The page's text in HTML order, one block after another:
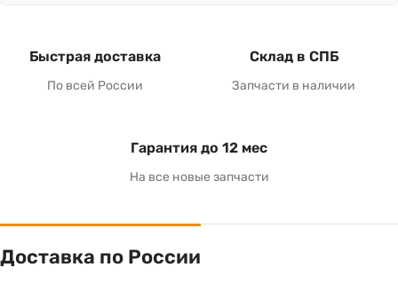
Быстрая доставка
По всей России
Склад в СПБ
Запчасти в наличии
Гарантия до 12 мес
На все новые запчасти
Доставка по России